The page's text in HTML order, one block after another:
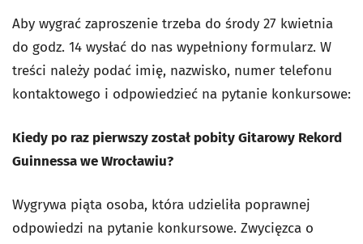
Aby wygrać zaproszenie trzeba do środy 27 kwietnia
do godz. 14 wysłać do nas wypełniony formularz. W
treści należy podać imię, nazwisko, numer telefonu
kontaktowego i odpowiedzieć na pytanie konkursowe:
Kiedy po raz pierwszy został pobity Gitarowy Rekord
Guinnessa we Wrocławiu?
Wygrywa piąta osoba, która udzieliła poprawnej
odpowiedzi na pytanie konkursowe. Zwycięzca o